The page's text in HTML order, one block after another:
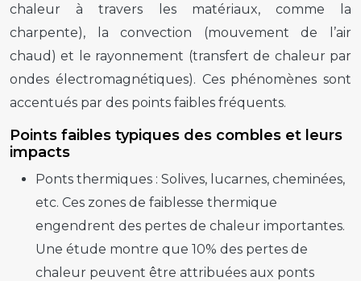
chaleur à travers les matériaux, comme la
charpente), la convection (mouvement de l’air
chaud) et le rayonnement (transfert de chaleur par
ondes électromagnétiques). Ces phénomènes sont
accentués par des points faibles fréquents.
Points faibles typiques des combles et leurs
impacts
Ponts thermiques : Solives, lucarnes, cheminées,
etc. Ces zones de faiblesse thermique
engendrent des pertes de chaleur importantes.
Une étude montre que 10% des pertes de
chaleur peuvent être attribuées aux ponts